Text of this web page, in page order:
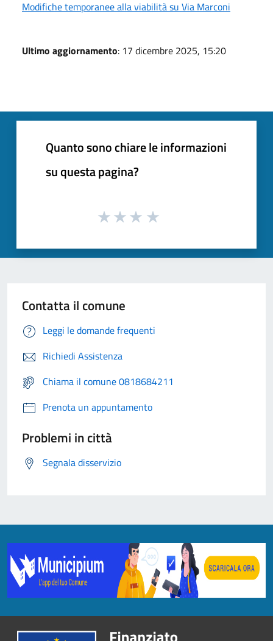
Modifiche temporanee alla viabilità su Via Marconi
Ultimo aggiornamento: 17 dicembre 2025, 15:20
Quanto sono chiare le informazioni
su questa pagina?
Contatta il comune
Leggi le domande frequenti
Richiedi Assistenza
Chiama il comune 0818684211
Prenota un appuntamento
Problemi in città
Segnala disservizio